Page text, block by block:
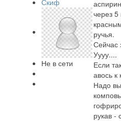
Скиф
Не в сети
через 5
ручья.
Сейчас
Уууу....
Если
авось
Надо
рукав -